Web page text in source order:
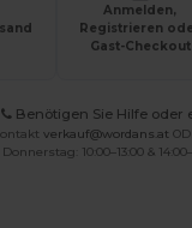
Anmelden,
Registrieren
Gast-Checkout
Benötigen Sie Hilfe oder
verkauf@wordans.at
10:00–13:00 &